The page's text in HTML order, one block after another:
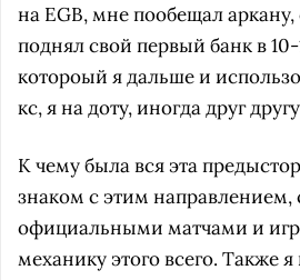
на EGB, мне пообещал
поднял свой первый банк в
котороый я дальше и
кс, я на доту, иногда друг
К чему была вся эта
знаком с этим направлением,
официальными матчами и
механику этого всего. Также